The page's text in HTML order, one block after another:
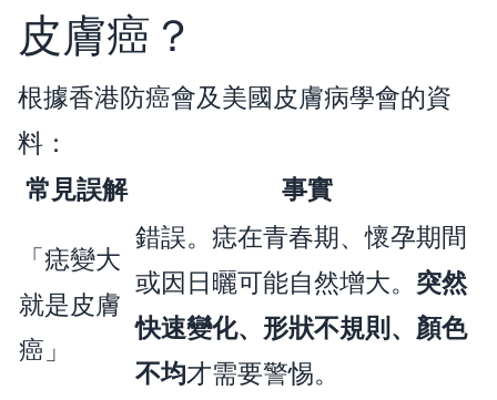
皮膚癌？
根據香港防癌會及美國皮膚病學會的資
料：
常見誤解
事實
「痣變大
就是皮膚
癌」
錯誤。痣在青春期、懷孕期間
或因日曬可能自然增大。 突然
快速變化、形狀不規則、顏色
不均才需要警惕。